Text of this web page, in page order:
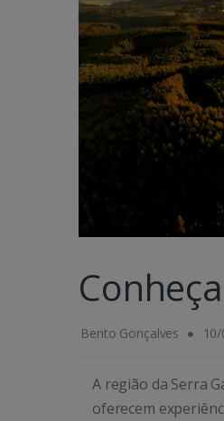
Bento Gonçalves
A região da Serra
oferecem